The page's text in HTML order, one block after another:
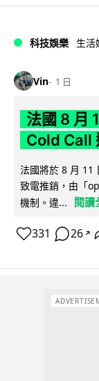
科技娛樂 生活
Vin 1 日
法國 8 月
Cold Call
法國將於 8 月 11
致電推銷，由「
機制。違...
閱讀
331 26 ↗